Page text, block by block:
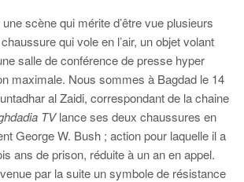
une scène qui mérite d’être vue plusieurs
qui vole en l’air, un objet volant
salle de conférence de presse hyper
maximale. Nous sommes à Bagdad le 14
al Zaidi, correspondant de la chaine
TVlance ses deux chaussures en
George W. Bush ; action pour laquelle il a
ans de prison, réduite à un an en appel.
par la suite un symbole de résistance